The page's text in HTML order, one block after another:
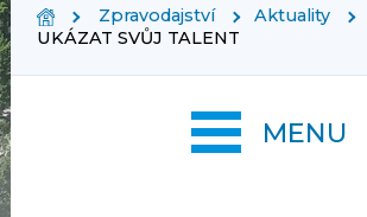
Zpravodajství Aktuality
UKÁZAT SVŮJ TALENT
MENU